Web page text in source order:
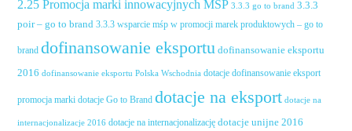
2.25 Promocja marki innowacyjnych MŚP 3.3.3 go to brand 3.3.3
poir – go to brand 3.3.3 wsparcie mśp w promocji marek produktowych – go to
brand dofinansowanie eksportu dofinansowanie eksportu
2016 dofinansowanie eksportu Polska Wschodnia dotacje dofinansowanie eksport
promocja marki dotacje Go to Brand dotacje na eksport dotacje na
internacjonalizacje 2016 dotacje na internacjonalizację dotacje unijne 2016